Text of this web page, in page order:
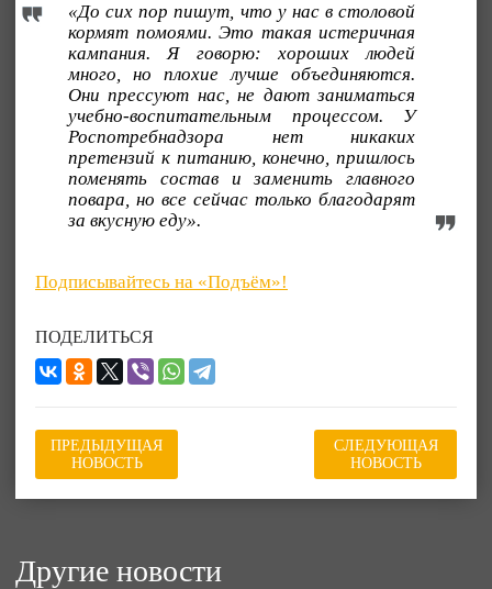
«До сих пор пишут, что у нас в столовой
кормят помоями. Это такая истеричная
кампания. Я говорю: хороших людей
много, но плохие лучше объединяются.
Они прессуют нас, не дают заниматься
учебно-воспитательным процессом. У
Роспотребнадзора нет никаких
претензий к питанию, конечно, пришлось
поменять состав и заменить главного
повара, но все сейчас только благодарят
за вкусную еду».
Подписывайтесь на «Подъём»!
ПОДЕЛИТЬСЯ
ПРЕДЫДУЩАЯ
НОВОСТЬ
СЛЕДУЮЩАЯ
НОВОСТЬ
Другие новости